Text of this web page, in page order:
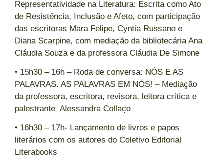
Representatividade na Literatura: Escrita como Ato
de Resistência, Inclusão e Afeto, com participação
das escritoras Mara Felipe, Cyntia Russano e
Diana Scarpine, com mediação da bibliotecária Ana
Cláudia Souza e da professora Cláudia De Simone
• 15h30 – 16h – Roda de conversa: NÓS E AS
PALAVRAS. AS PALAVRAS EM NÓS! – Mediação
da professora, escritora, revisora, leitora crítica e
palestrante Alessandra Collaço
• 16h30 – 17h- Lançamento de livros e papos
literários com os autores do Coletivo Editorial
Literabooks